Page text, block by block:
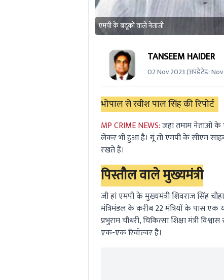
एमपी के बंदूकों वाले नेताजी
TANSEEM HAIDER
02 Nov 2023(अपडेटेड:
भोपाल से रवीश पाल सिंह की रिपोर्ट
MP CRIME NEWS:जहां तमाम नेताओं के
लेकर भी हुआ है। यूं तो एमपी के सीएम
रखते हैं।
पिस्तौल वाले मुख्यमंत्री
जी हां एमपी के मुख्यमंत्री शिवराज सिंह
मंत्रिमंडल के करीब 22 मंत्रियों के पास एक
प्रभुराम चौधरी, चिकित्सा शिक्षा मंत्री
एक-एक रिवॉल्वर है।